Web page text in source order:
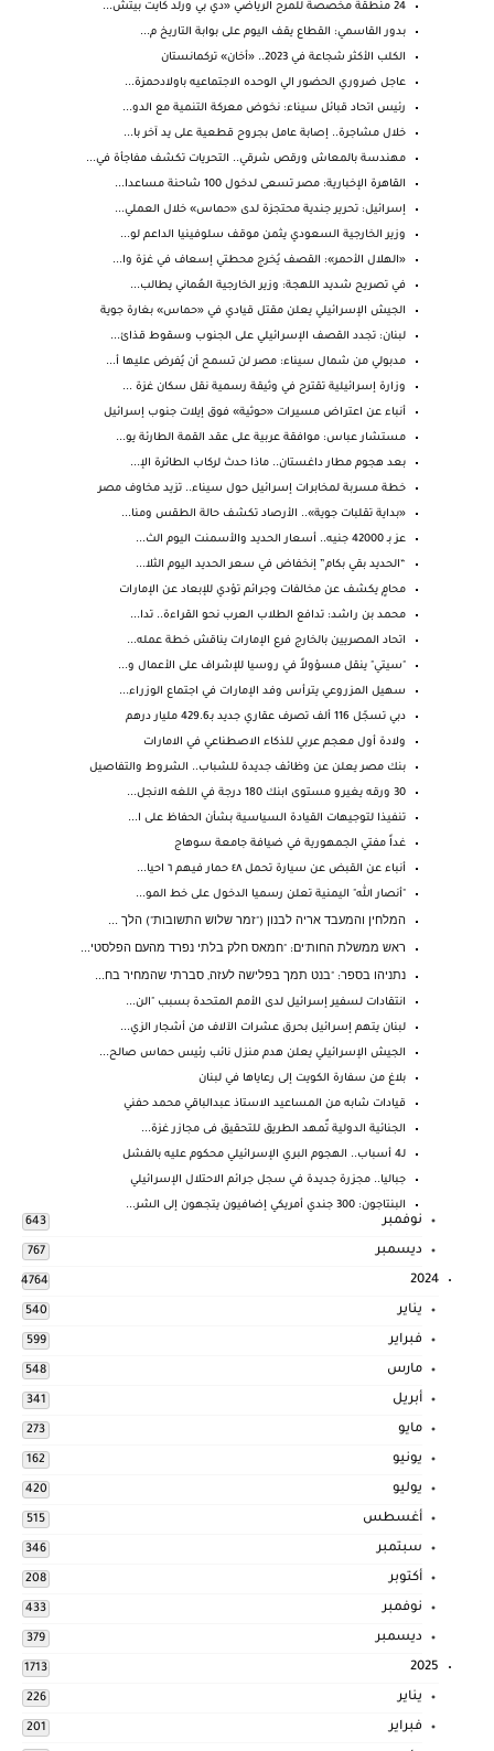
24 منطقة مخصصة للمرح الرياضي «دي بي ورلد كايت بيتش...
بدور القاسمي: القطاع يقف اليوم على بوابة التاريخ م...
الكلب الأكثر شجاعة في 2023.. «أخان» تركمانستان
عاجل ضروري الحضور الي الوحده الاجتماعيه باولادحمزة...
رئيس اتحاد قبائل سيناء: نخوض معركة التنمية مع الدو...
خلال مشاجرة.. إصابة عامل بجروح قطعية على يد آخر با...
مهندسة بالمعاش ورقص شرقي.. التحريات تكشف مفاجأة في...
القاهرة الإخبارية: مصر تسعى لدخول 100 شاحنة مساعدا...
إسرائيل: تحرير جندية محتجزة لدى «حماس» خلال العملي...
وزير الخارجية السعودي يثمن موقف سلوفينيا الداعم لو...
«الهلال الأحمر»: القصف يُخرج محطتي إسعاف في غزة وا...
في تصريح شديد اللهجة: وزير الخارجية العُماني يطالب...
الجيش الإسرائيلي يعلن مقتل قيادي في «حماس» بغارة جوية
لبنان: تجدد القصف الإسرائيلي على الجنوب وسقوط قذائ...
مدبولي من شمال سيناء: مصر لن تسمح أن يُفرض عليها أ...
وزارة إسرائيلية تقترح في وثيقة رسمية نقل سكان غزة ...
أنباء عن اعتراض مسيرات «حوثية» فوق إيلات جنوب إسرائيل
مستشار عباس: موافقة عربية على عقد القمة الطارئة يو...
بعد هجوم مطار داغستان.. ماذا حدث لركاب الطائرة الإ...
خطة مسربة لمخابرات إسرائيل حول سيناء.. تزيد مخاوف مصر
«بداية تقلبات جوية».. الأرصاد تكشف حالة الطقس ومنا...
عز بـ 42000 جنيه.. أسعار الحديد والأسمنت اليوم الث...
“الحديد بقي بكام” إنخفاض في سعر الحديد اليوم الثلا...
محامٍ يكشف عن مخالفات وجرائم تؤدي للإبعاد عن الإمارات
محمد بن راشد: تدافع الطلاب العرب نحو القراءة.. تدا...
اتحاد المصريين بالخارج فرع الإمارات يناقش خطة عمله...
"سيتي" ينقل مسؤولاً في روسيا للإشراف على الأعمال و...
سهيل المزروعي يترأس وفد الإمارات في اجتماع الوزراء...
دبي تسجّل 116 ألف تصرف عقاري جديد بـ429.6 مليار درهم
ولادة أول معجم عربي للذكاء الاصطناعي في الامارات
بنك مصر يعلن عن وظائف جديدة للشباب.. الشروط والتفاصيل
30 ورقه يغيرو مستوى ابنك 180 درجة في اللغه الانجل...
تنفيذا لتوجيهات القيادة السياسية بشأن الحفاظ على ا...
غداً مفتي الجمهورية في ضيافة جامعة سوهاج
أنباء عن القبض عن سيارة تحمل ٤٨ حمار فيهم ٦ احيا...
"أنصار الله" اليمنية تعلن رسميا الدخول على خط المو...
המלחין והמעבד אריה לבנון ("זמר שלוש התשובות") הלך ...
ראש ממשלת החות'ים: "חמאס חלק בלתי נפרד מהעם הפלסטי...
נתניהו בספר: "בנט תמך בפלישה לעזה, סברתי שהמחיר בח...
انتقادات لسفير إسرائيل لدى الأمم المتحدة بسبب "الن...
لبنان يتهم إسرائيل بحرق عشرات الآلاف من أشجار الزي...
الجيش الإسرائيلي يعلن هدم منزل نائب رئيس حماس صالح...
بلاغ من سفارة الكويت إلى رعاياها في لبنان
قيادات شابه من المساعيد الاستاذ عبدالباقي محمد حفني
الجنائية الدولية تٌمهد الطريق للتحقيق فى مجازر غزة...
لـ4 أسباب.. الهجوم البري الإسرائيلي محكوم عليه بالفشل
جباليا.. مجزرة جديدة في سجل جرائم الاحتلال الإسرائيلي
البنتاجون: 300 جندي أمريكي إضافيون يتجهون إلى الشر...
نوفمبر 643
ديسمبر 767
2024
4764
يناير 540
فبراير 599
مارس 548
أبريل 341
مايو 273
يونيو 162
يوليو 420
أغسطس 515
سبتمبر 346
أكتوبر 208
نوفمبر 433
ديسمبر 379
2025
1713
يناير 226
فبراير 201